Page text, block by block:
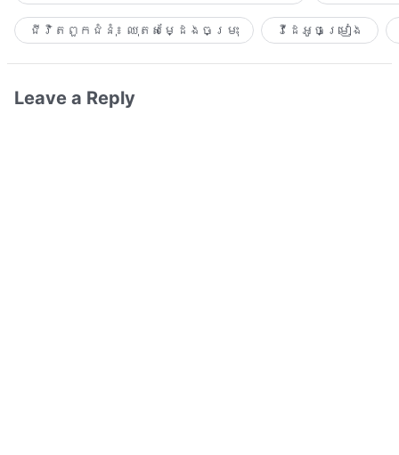
ជីវិតពួកជំនុំ៖ ឈុតសម្ដែងចម្រុះ វីដេអូចម្រៀង​
Leave a Reply